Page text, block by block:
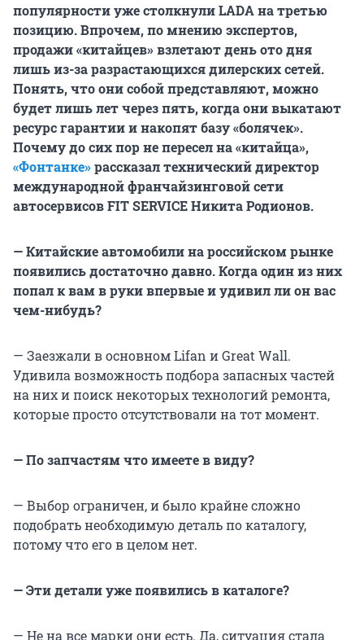
популярности уже столкнули LADA на третью
позицию. Впрочем, по мнению экспертов,
продажи «китайцев» взлетают день ото дня
лишь из-за разрастающихся дилерских сетей.
Понять, что они собой представляют, можно
будет лишь лет через пять, когда они выкатают
ресурс гарантии и накопят базу «болячек».
Почему до сих пор не пересел на «китайца»,
«Фонтанке»рассказал технический директор
международной франчайзинговой сети
автосервисов FIT SERVICE Никита Родионов.
— Китайские автомобили на российском рынке
появились достаточно давно. Когда один из них
попал к вам в руки впервые и удивил ли он вас
чем-нибудь?
— Заезжали в основном Lifan и Great Wall.
Удивила возможность подбора запасных частей
на них и поиск некоторых технологий ремонта,
которые просто отсутствовали на тот момент.
— По запчастям что имеете в виду?
— Выбор ограничен, и было крайне сложно
подобрать необходимую деталь по каталогу,
потому что его в целом нет.
— Эти детали уже появились в каталоге?
— Не на все марки они есть. Да, ситуация стала